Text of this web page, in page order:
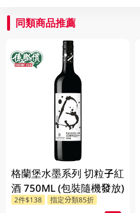
同類商品推薦
格蘭堡水墨系列 切粒子紅
酒 750ML (包裝隨機發放)
2件$138 指定分類85折